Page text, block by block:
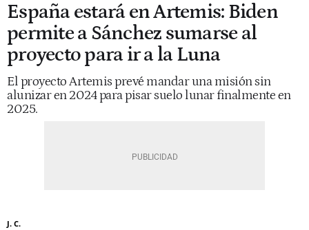
España estará en Artemis: Biden
permite a Sánchez sumarse al
proyecto para ir a la Luna
El proyecto Artemis prevé mandar una misión sin
alunizar en 2024 para pisar suelo lunar finalmente en
2025.
J. C.